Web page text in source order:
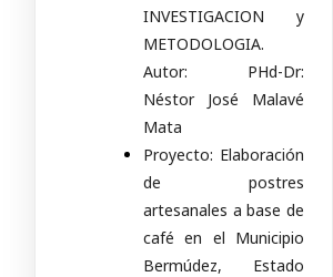
INVESTIGACION y
METODOLOGIA.
Autor: PHd-Dr:
Néstor José Malavé
Mata
Proyecto: Elaboración
de postres
artesanales a base de
café en el Municipio
Bermúdez, Estado